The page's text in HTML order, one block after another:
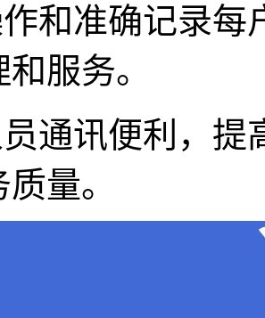
和准确记录
服务。
通讯便利，提
量。